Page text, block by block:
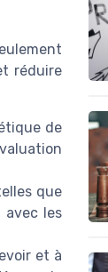
réduire
de
que
avec les
et à